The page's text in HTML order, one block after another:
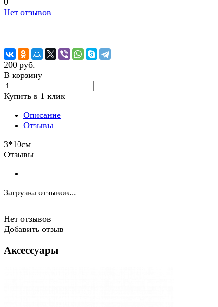
0
Нет отзывов
200 руб.
В корзину
Купить в 1 клик
Описание
Отзывы
3*10см
Отзывы
Загрузка отзывов...
Нет отзывов
Добавить отзыв
Аксессуары